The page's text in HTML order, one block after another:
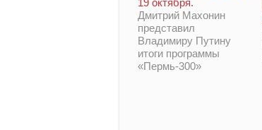
Дмитрий Махонин
представил
Владимиру Путину
итоги программы
«Пермь-300»